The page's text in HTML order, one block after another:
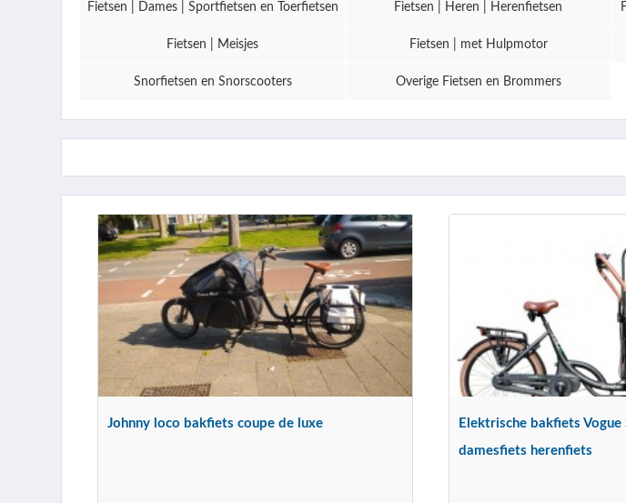
Fietsen | Dames | Sportfietsen en Toerfietsen Fietsen | Heren | Herenfietsen
Fietsen | Meisjes Fietsen | met Hulpmotor
Snorfietsen en Snorscooters Overige Fietsen en Brommers
Johnny loco bakfiets coupe de luxe
Elektrische bakfiets
damesfiets herenfiets